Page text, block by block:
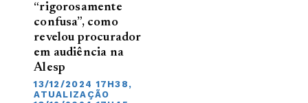
“rigorosamente
confusa”, como
revelou procurador
em audiência na
Alesp
13/12/2024 17H38,
ATUALIZAÇÃO